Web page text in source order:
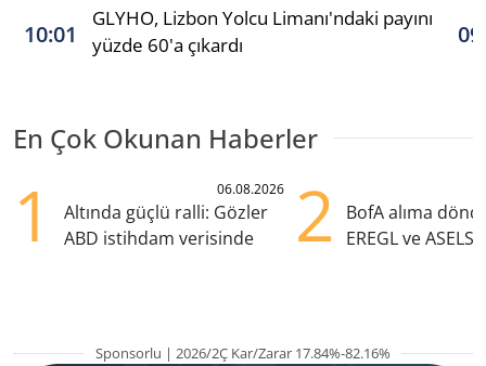
10:01
GLYHO, Lizbon Yolcu Limanı'ndaki payını
yüzde 60'a çıkardı
En Çok Okunan Haberler
1 06.08.2026
Altında güçlü ralli: Gözler
ABD istihdam verisinde
2
BofA alıma
EREGL ve ASELS
Sponsorlu | 2026/2Ç Kar/Zarar 17.84%-82.16%